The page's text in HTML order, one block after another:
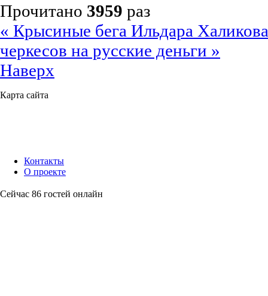
Прочитано 3959 раз
« Крысиные бега Ильдара
черкесов на русские деньги »
Наверх
Карта сайта
Контакты
О проекте
Сейчас 86 гостей онлайн